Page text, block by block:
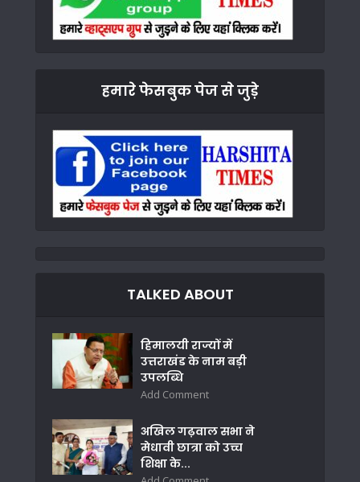
हमारे फेसबुक पेज से जुड़े
TALKED ABOUT
हिमालयी राज्यों में
उत्तराखंड के नाम बड़ी
उपलब्धि
Add Comment
अखिल गढ़वाल सभा ने
मेधावी छात्रा को उच्च
शिक्षा के...